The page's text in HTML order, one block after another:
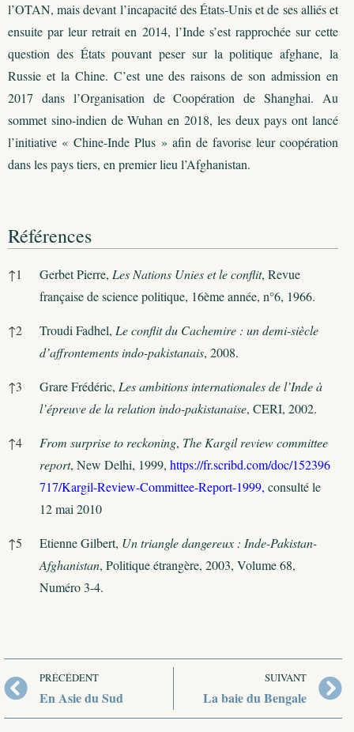
l’OTAN, mais devant l’incapacité des États-Unis et de ses alliés et
ensuite par leur retrait en 2014, l’Inde s’est rapprochée sur cette
question des États pouvant peser sur la politique afghane, la
Russie et la Chine. C’est une des raisons de son admission en
2017 dans l’Organisation de Coopération de Shanghai. Au
sommet sino-indien de Wuhan en 2018, les deux pays ont lancé
l’initiative « Chine-Inde Plus » afin de favorise leur coopération
dans les pays tiers, en premier lieu l’Afghanistan.
Références
Références
↑1 Gerbet Pierre, Les Nations Unies et le conflit, Revue
française de science politique, 16ème année, n°6, 1966.
↑2 Troudi Fadhel, Le conflit du Cachemire : un demi-siècle
d’affrontements indo-pakistanais, 2008.
↑3 Grare Frédéric, Les ambitions internationales de l’Inde à
l’épreuve de la relation indo-pakistanaise, CERI, 2002.
↑4 From surprise to reckoning, The Kargil review committee
report, New Delhi, 1999, https://fr.scribd.com/doc/152396
717/Kargil-Review-Committee-Report-1999, consulté le
12 mai 2010
↑5 Etienne Gilbert, Un triangle dangereux : Inde-Pakistan-
Afghanistan, Politique étrangère, 2003, Volume 68,
Numéro 3-4.
PRÉCÉDENT
En Asie du Sud
SUIVANT
La baie du Bengale